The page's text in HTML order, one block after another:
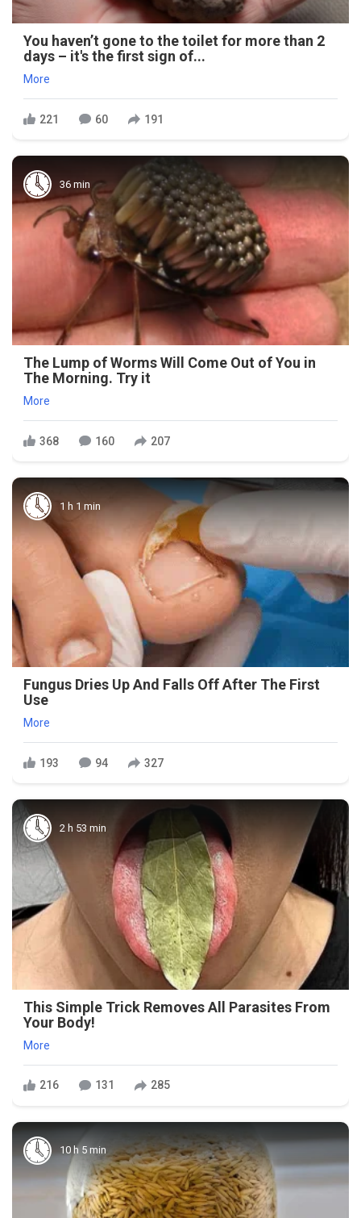
You haven’t gone to the toilet for more than 2
days – it's the first sign of...
More
221 60 191
36 min
The Lump of Worms Will Come Out of You in
The Morning. Try it
More
368 160 207
1 h 1 min
Fungus Dries Up And Falls Off After The First
Use
More
193 94 327
2 h 53 min
This Simple Trick Removes All Parasites From
Your Body!
More
216 131 285
10 h 5 min